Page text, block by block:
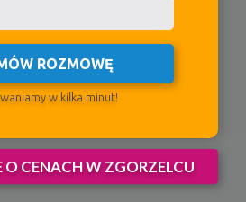
ROZMOWĘ
w kilka minut!
CENACH W ZGORZELCU